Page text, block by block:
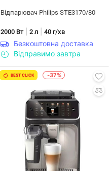
Відпарювач Philips STE3170/80
2000 Вт| 2 л 40 г/хв
Безкоштовна доставка
Відправимо завтра
BEST CLICK -37%